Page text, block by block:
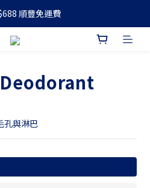
順豐免運費
順豐免運費
員 可享更多優惠
孔與淋巴